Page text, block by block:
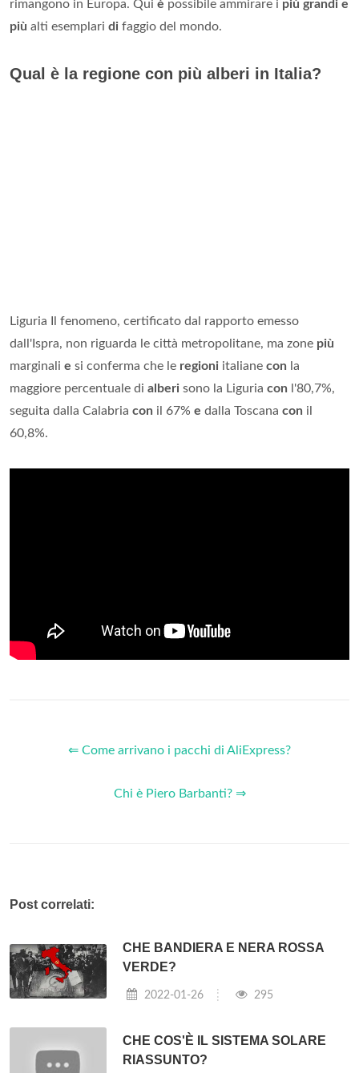
rimangono in Europa. Qui è possibile ammirare i più grandi e
più alti esemplari di faggio del mondo.
Qual è la regione con più alberi in Italia?
Liguria Il fenomeno, certificato dal rapporto emesso
dall'Ispra, non riguarda le città metropolitane, ma zone più
marginali e si conferma che le regioni italiane con la
maggiore percentuale di alberi sono la Liguria con l'80,7%,
seguita dalla Calabria con il 67% e dalla Toscana con il
60,8%.
⇐ Come arrivano i pacchi di AliExpress?
Chi è Piero Barbanti? ⇒
Post correlati:
CHE BANDIERA E NERA ROSSA
VERDE?
2022-01-26 295
CHE COS'È IL SISTEMA SOLARE
RIASSUNTO?